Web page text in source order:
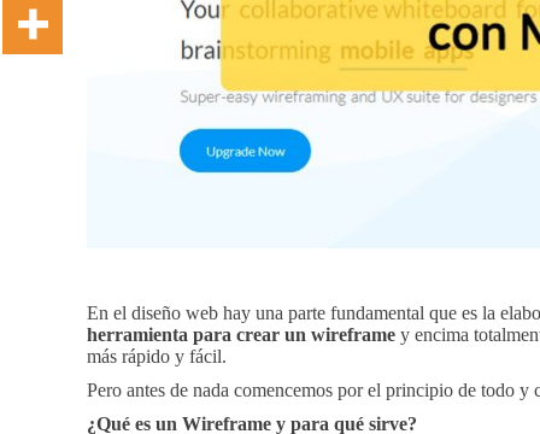
En el diseño web hay una parte fundamental que es la
herramienta para crear un wireframe y encima
más rápido y fácil.
Pero antes de nada comencemos por el principio de todo y
¿Qué es un Wireframe y para qué sirve?